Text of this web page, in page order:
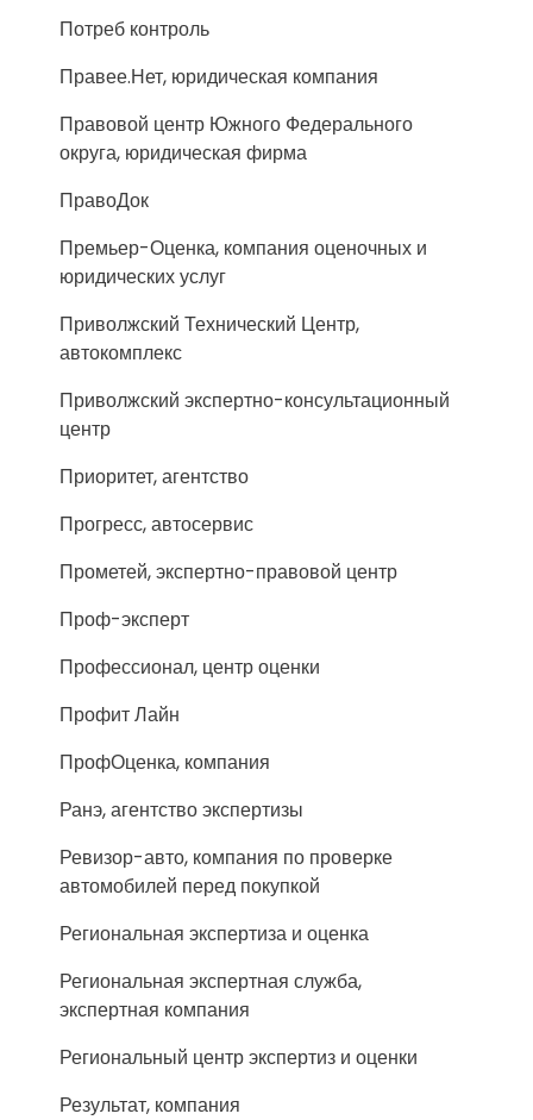
Потреб контроль
Правее.Нет, юридическая компания
Правовой центр Южного Федерального
округа, юридическая фирма
ПравоДок
Премьер-Оценка, компания оценочных и
юридических услуг
Приволжский Технический Центр,
автокомплекс
Приволжский экспертно-консультационный
центр
Приоритет, агентство
Прогресс, автосервис
Прометей, экспертно-правовой центр
Проф-эксперт
Профессионал, центр оценки
Профит Лайн
ПрофОценка, компания
Ранэ, агентство экспертизы
Ревизор-авто, компания по проверке
автомобилей перед покупкой
Региональная экспертиза и оценка
Региональная экспертная служба,
экспертная компания
Региональный центр экспертиз и оценки
Результат, компания